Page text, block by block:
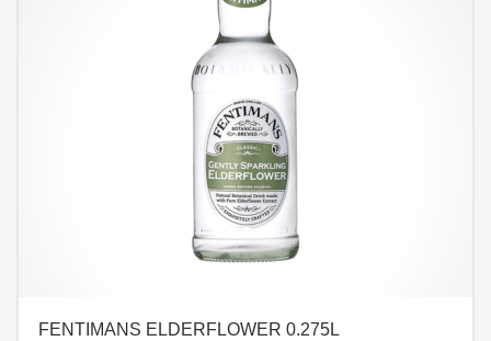
FENTIMANS ELDERFLOWER 0.275L